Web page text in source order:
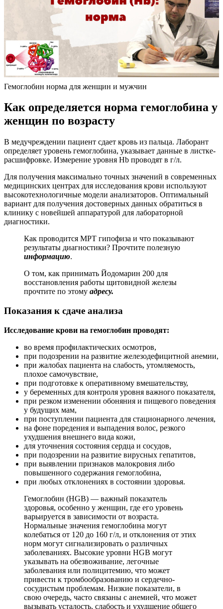
Гемоглобин норма для женщин и мужчин
Как определяется норма гемоглобина у
женщин по возрасту
В медучреждении пациент сдает кровь из пальца. Лаборант
определяет уровень гемоглобина, указывает данные в листке-
расшифровке. Измерение уровня Hb проводят в г/л.
Для получения максимально точных значений в современных
медицинских центрах для исследования крови используют
высокотехнологичные модели анализаторов. Оптимальный
вариант для получения достоверных данных обратиться в
клинику с новейшей аппаратурой для лабораторной
диагностики.
Как проводится МРТ гипофиза и что показывают
результаты диагностики? Прочтите полезную
информацию.
О том, как принимать Йодомарин 200 для
восстановления работы щитовидной железы
прочтите по этому адресу.
Показания к сдаче анализа
Исследование крови на гемоглобин проводят:
во время профилактических осмотров,
при подозрении на развитие железодефицитной анемии,
при жалобах пациента на слабость, утомляемость,
плохое самочувствие,
при подготовке к оперативному вмешательству,
у беременных для контроля уровня важного показателя,
при резком изменении обоняния и пищевого поведения
у будущих мам,
при поступлении пациента для стационарного лечения,
на фоне поредения и выпадения волос, резкого
ухудшения внешнего вида кожи,
для уточнения состояния сердца и сосудов,
при подозрении на развитие вирусных гепатитов,
при выявлении признаков малокровия либо
повышенного содержания гемоглобина,
при любых отклонениях в состоянии здоровья.
Гемоглобин (HGB) — важный показатель
здоровья, особенно у женщин, где его уровень
варьируется в зависимости от возраста.
Нормальные значения гемоглобина могут
колебаться от 120 до 160 г/л, и отклонения от этих
норм могут сигнализировать о различных
заболеваниях. Высокие уровни HGB могут
указывать на обезвоживание, легочные
заболевания или полицитемию, что может
привести к тромбообразованию и сердечно-
сосудистым проблемам. Низкие показатели, в
свою очередь, часто связаны с анемией, что может
вызывать усталость, слабость и ухудшение общего